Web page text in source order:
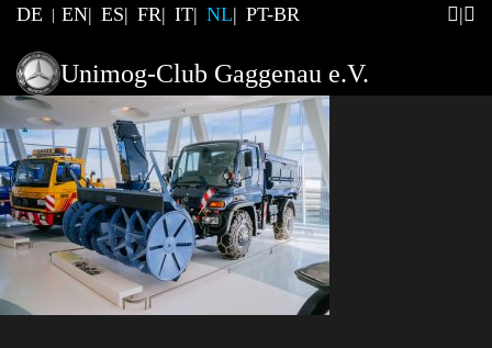
DE EN ES FR IT NL PT-BR
Unimog-Club Gaggenau e.V.